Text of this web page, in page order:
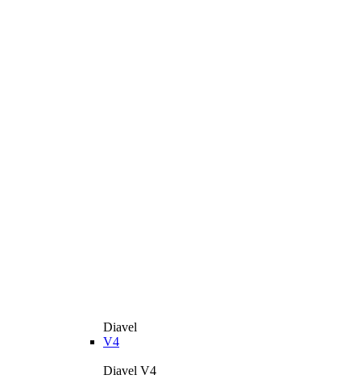
Diavel
V4
Diavel V4